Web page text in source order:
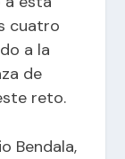
cuatro
a la
de
reto.
Bendala,